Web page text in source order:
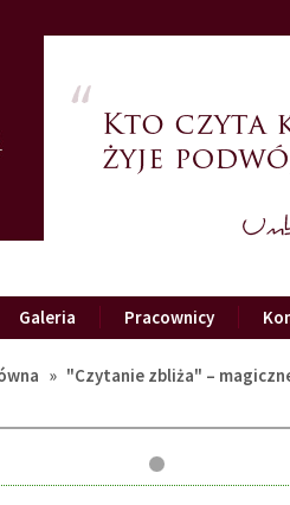
Galeria Pracownicy
» "Czytanie zbliża" –